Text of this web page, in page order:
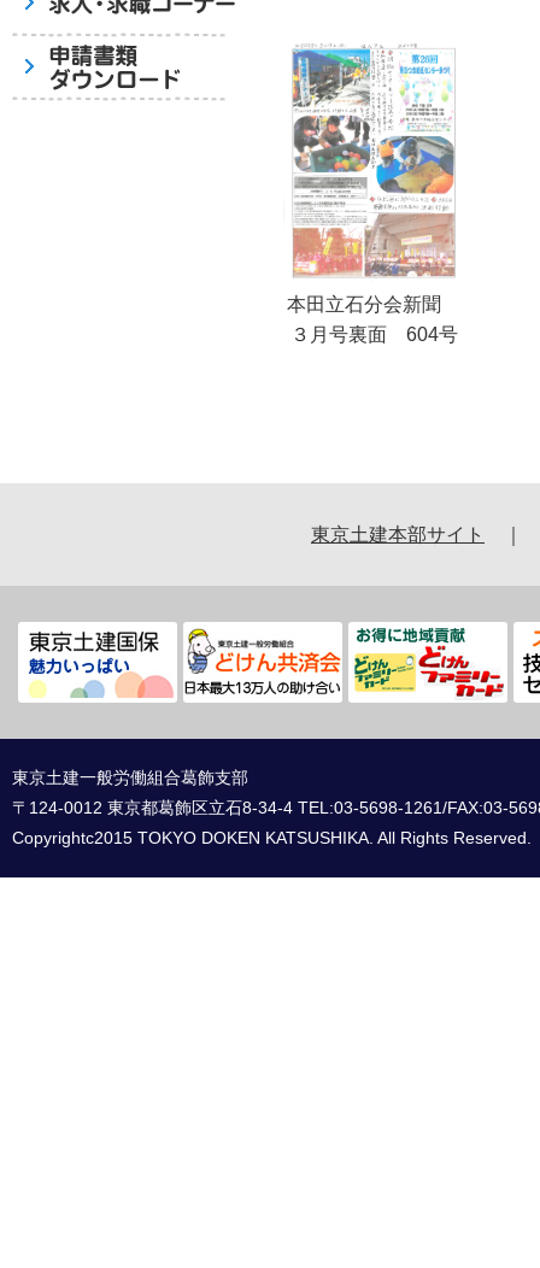
本田立石分会新聞
３月号裏面 604号
東京土建本部サイト
東京土建一般労働組合葛飾支部
〒124-0012 東京都葛飾区立石8-34-4 TEL:03-5698-1261/FAX:03-
Copyrightc2015 TOKYO DOKEN KATSUSHIKA. All Rights Reserved.